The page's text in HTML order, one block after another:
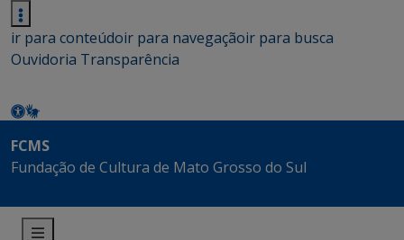
ir para conteúdoir para navegaçãoir para busca
Ouvidoria Transparência
FCMS
Fundação de Cultura de Mato Grosso do Sul